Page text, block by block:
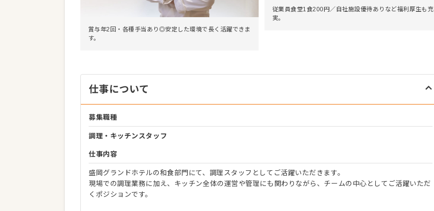
賞与年2回・各種手当あり◎安定した環境で長く活躍できま
す。
従業員食堂1食200円／自社施設優待ありなど福利厚生も充
実。
仕事について
募集職種
調理・キッチンスタッフ
仕事内容
盛岡グランドホテルの和食部門にて、調理スタッフとしてご活躍いただきます。
現場での調理業務に加え、キッチン全体の運営や管理にも関わりながら、チームの中心としてご活躍いただ
くポジションです。